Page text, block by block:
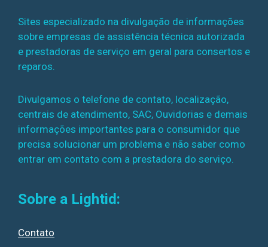
Sites especializado na divulgação de informações
sobre empresas de assistência técnica autorizada
e prestadoras de serviço em geral para consertos e
reparos.
Divulgamos o telefone de contato, localização,
centrais de atendimento, SAC, Ouvidorias e demais
informações importantes para o consumidor que
precisa solucionar um problema e não saber como
entrar em contato com a prestadora do serviço.
Sobre a Lightid:
Contato